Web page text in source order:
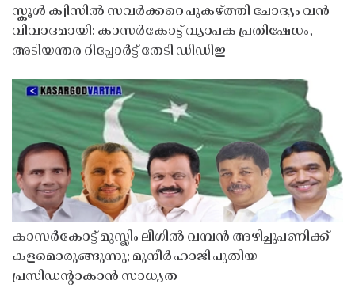
സ്കൂൾ ക്വിസിൽ സവർക്കറെ പുകഴ്ത്തി ചോദ്യം വൻ
വിവാദമായി: കാസർകോട്ട് വ്യാപക പ്രതിഷേധം,
അടിയന്തര റിപ്പോർട്ട് തേടി ഡിഡിഇ
കാസർകോട്ട് മുസ്ലിം ലീഗിൽ വമ്പൻ അഴിച്ചുപണിക്ക്
കളമൊരുങ്ങുന്നു; മുനീർ ഹാജി പുതിയ
പ്രസിഡൻ്റാകാൻ സാധ്യത